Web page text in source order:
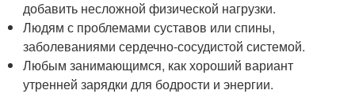
добавить несложной физической нагрузки.
Людям с проблемами суставов или спины,
заболеваниями сердечно-сосудистой системой.
Любым занимающимся, как хороший вариант
утренней зарядки для бодрости и энергии.